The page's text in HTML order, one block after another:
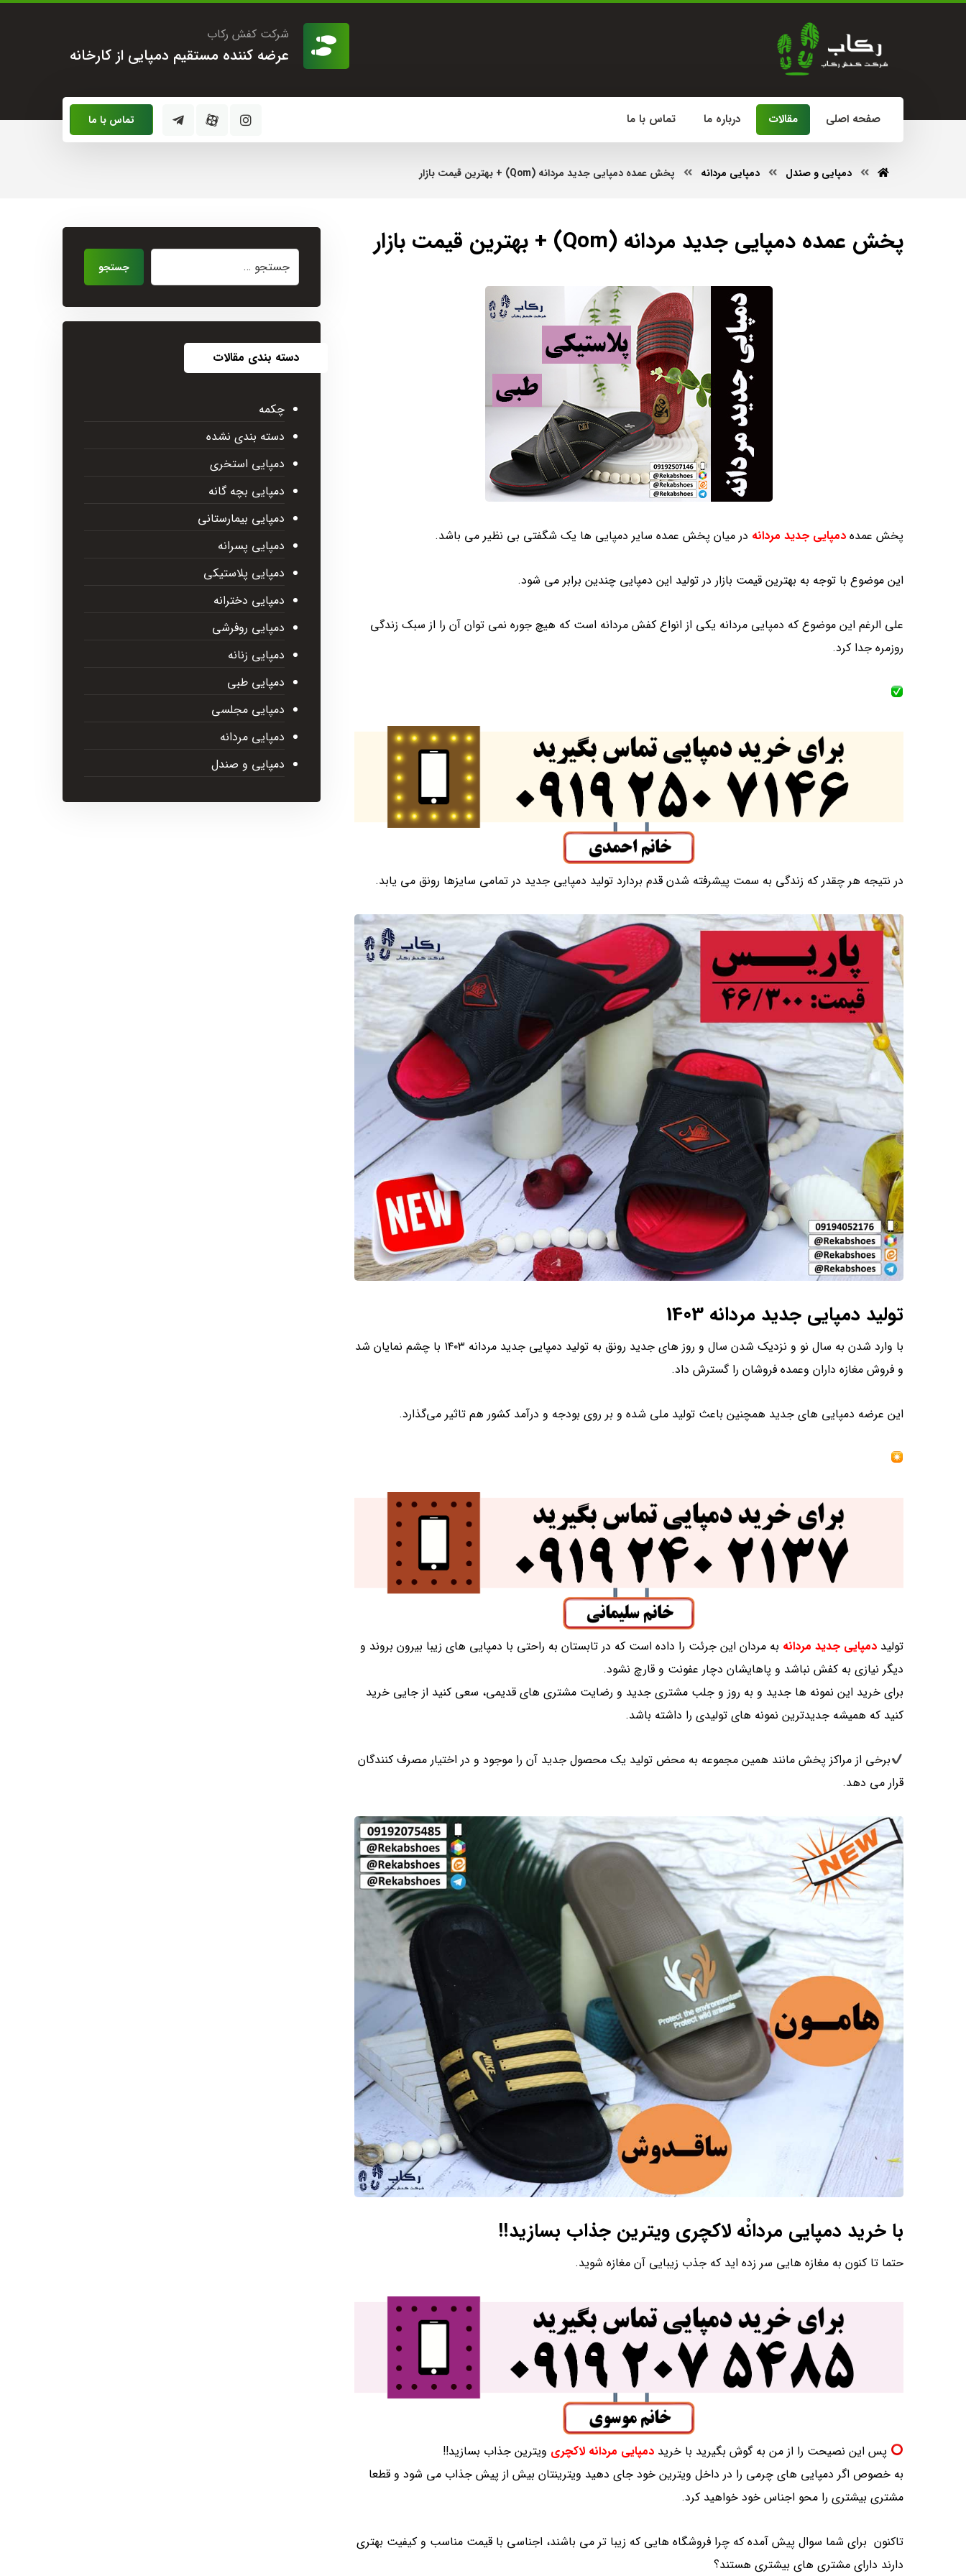
شرکت کفش رکاب
عرضه کننده مستقیم دمپایی از کارخانه
صفحه اصلی مقالات درباره ما تماس با ما تماس با ما
دمپایی و صندل دمپایی مردانه پخش عمده دمپایی جدید مردانه (Qom) + بهترين قيمت بازار
پخش عمده دمپایی جدید مردانه (Qom) + بهترين قيمت بازار
پخش عمده دمپایی جدید مردانه در میان پخش عمده سایر دمپایی ها یک شگفتی بی نظیر می باشد.
این موضوع با توجه به بهترین قیمت بازار در تولید این دمپایی چندین برابر می شود.
علی الرغم این موضوع که دمپایی مردانه یکی از انواع کفش مردانه است که هیچ جوره نمی توان آن را از سبک زندگی
روزمره جدا کرد.
در نتیجه هر چقدر که زندگی به سمت پیشرفته شدن قدم بردارد تولید دمپایی جدید در تمامی سایزها رونق می یابد.
تولید دمپایی جدید مردانه 1403
با وارد شدن به سال نو و نزدیک شدن سال و روز های جدید رونق به تولید دمپایی جدید مردانه ۱۴۰۳ با چشم نمایان شد
و فروش مغازه داران وعمده فروشان را گسترش داد.
این عرضه دمپایی های جدید همچنین باعث تولید ملی شده و بر روی بودجه و درآمد کشور هم تاثیر می‌گذارد.
تولید دمپایی جدید مردانه به مردان این جرئت را داده است که در تابستان به راحتی با دمپایی های زیبا بیرون بروند و
دیگر نیازی به کفش نباشد و پاهایشان دچار عفونت و قارچ نشود.
برای خرید این نمونه ها جدید و به روز و جلب مشتری جدید و رضایت مشتری های قدیمی، سعی کنید از جایی خرید
کنید که همیشه جدیدترین نمونه های تولیدی را داشته باشد.
برخی از مراکز پخش مانند همین مجموعه به محض تولید یک محصول جدید آن را موجود و در اختیار مصرف کنندگان
قرار می دهد.
با خرید دمپایی مردانْه لاکچری ویترین جذاب بسازید!!
حتما تا کنون به مغازه هایی سر زده اید که جذب زیبایی آن مغازه شوید.
پس این نصیحت را از من به گوش بگیرید با خریددمپایی مردانه لاکچری ویترین جذاب بسازید!!
به خصوص اگر دمپایی های چرمی را در داخل ویترین خود جای دهید ویترینتان بیش از پیش جذاب می شود و قطعا
مشتری بیشتری را محو اجناس خود خواهید کرد.
تاکنون برای شما سوال پیش آمده که چرا فروشگاه هایی که زیبا تر می باشند، اجناسی با قیمت مناسب و کیفیت بهتری
دارند دارای مشتری های بیشتری هستند؟
جستجو
دسته بندی مقالات
چکمه
دسته بندی نشده
دمپایی استخری
دمپایی بچه گانه
دمپایی بیمارستانی
دمپایی پسرانه
دمپایی پلاستیکی
دمپایی دخترانه
دمپایی روفرشی
دمپایی زنانه
دمپایی طبی
دمپایی مجلسی
دمپایی مردانه
دمپایی و صندل